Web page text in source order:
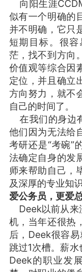
向阳生涯
似有一个明确
并不明确，它只
短期目标。很
茫，找不到方向
价值观等综合因
定位，并且确立
方向努力，就不
自己的时间了。
在我们的身边
他们因为无法给
考研还是“考碗”
法确定自身的发
师来帮助自己，
及深厚的专业知
爱公务员，更爱
Deek以前从来
机，当年还很热
后，Deek很容
跳过1次槽。薪
Deek的职业发